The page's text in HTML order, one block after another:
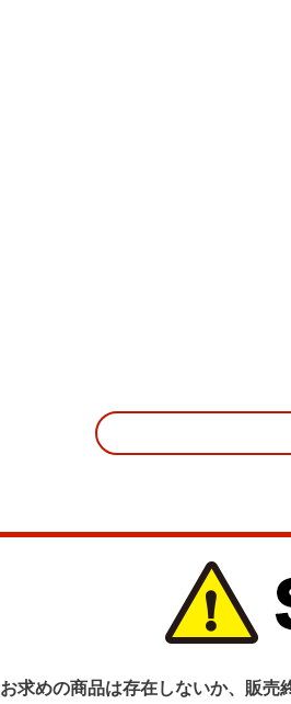
お求めの商品は存在しないか、販売